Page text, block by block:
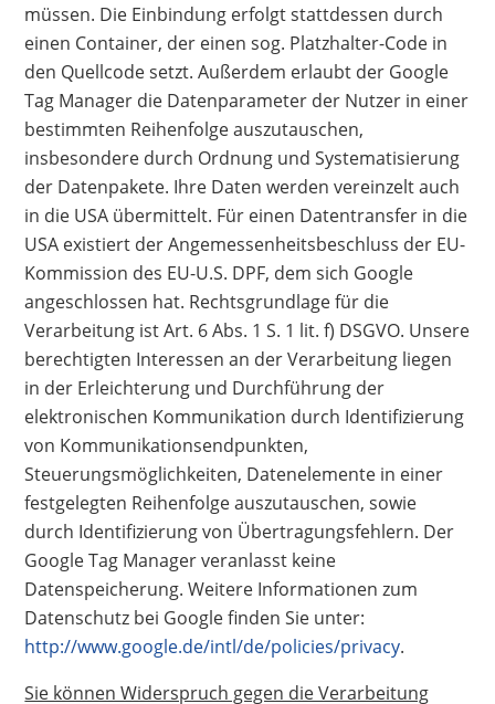
müssen. Die Einbindung erfolgt stattdessen durch
einen Container, der einen sog. Platzhalter-Code in
den Quellcode setzt. Außerdem erlaubt der Google
Tag Manager die Datenparameter der Nutzer in einer
bestimmten Reihenfolge auszutauschen,
insbesondere durch Ordnung und Systematisierung
der Datenpakete. Ihre Daten werden vereinzelt auch
in die USA übermittelt. Für einen Datentransfer in die
USA existiert der Angemessenheitsbeschluss der EU-
Kommission des EU-U.S. DPF, dem sich Google
angeschlossen hat. Rechtsgrundlage für die
Verarbeitung ist Art. 6 Abs. 1 S. 1 lit. f) DSGVO. Unsere
berechtigten Interessen an der Verarbeitung liegen
in der Erleichterung und Durchführung der
elektronischen Kommunikation durch Identifizierung
von Kommunikationsendpunkten,
Steuerungsmöglichkeiten, Datenelemente in einer
festgelegten Reihenfolge auszutauschen, sowie
durch Identifizierung von Übertragungsfehlern. Der
Google Tag Manager veranlasst keine
Datenspeicherung. Weitere Informationen zum
Datenschutz bei Google finden Sie unter:
http://www.google.de/intl/de/policies/privacy.
Sie können Widerspruch gegen die Verarbeitung